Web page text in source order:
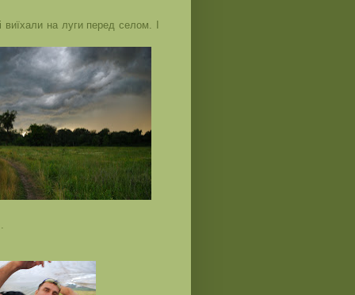
на луги перед селом. І